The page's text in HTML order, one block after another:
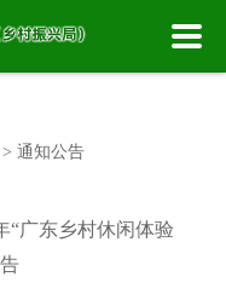
> 通知公告
“广东乡村休闲体验